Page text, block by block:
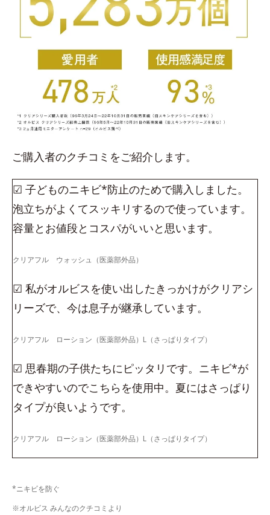
ご購入者のクチコミをご紹介します。
☑ 子どものニキビ*防止のためで購入しました。
泡立ちがよくてスッキリするので使っています。
容量とお値段とコスパがいいと思います。
クリアフル ウォッシュ（医薬部外品）
☑ 私がオルビスを使い出したきっかけがクリアシ
リーズで、今は息子が継承しています。
クリアフル ローション（医薬部外品）L（さっぱりタイプ）
☑ 思春期の子供たちにピッタリです。ニキビ*が
できやすいのでこちらを使用中。夏にはさっぱり
タイプが良いようです。
クリアフル ローション（医薬部外品）L（さっぱりタイプ）
*ニキビを防ぐ
※オルビス みんなのクチコミより